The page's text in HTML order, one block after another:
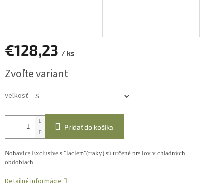
€128,23 / ks
cena:
Zvoľte variant
Veľkosť
Pridať do košíka
Nohavice Exclusive s "laclem"(traky) sú určené pre lov v chladných
obdobiach.
Detailné informácie